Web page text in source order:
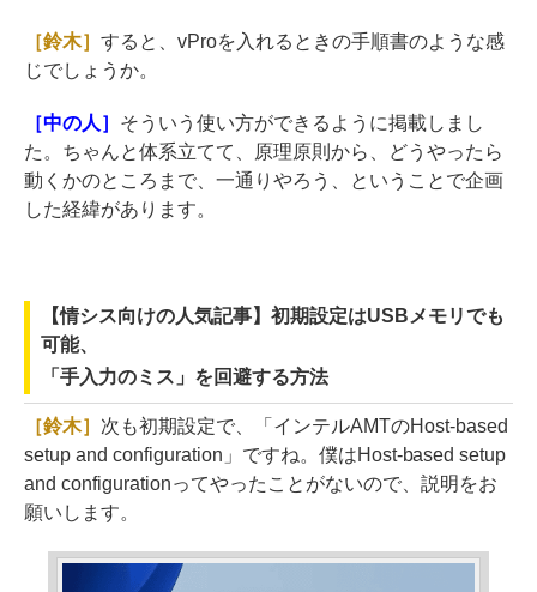
［鈴木］ すると、vProを入れるときの手順書のような感
じでしょうか。
［中の人］ そういう使い方ができるように掲載しまし
た。ちゃんと体系立てて、原理原則から、どうやったら
動くかのところまで、一通りやろう、ということで企画
した経緯があります。
【情シス向けの人気記事】初期設定はUSBメモリでも
可能、
「手入力のミス」を回避する方法
［鈴木］ 次も初期設定で、「インテルAMTのHost-based
setup and configuration」ですね。僕はHost-based setup
and configurationってやったことがないので、説明をお
願いします。